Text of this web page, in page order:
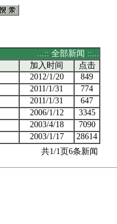
...:: 全部新闻 ::...
加入时间
点击
2012/1/20
849
2011/1/31
774
2011/1/31
647
2006/1/12
3345
2003/4/18
7090
2003/1/17
28614
共1/1页6条新闻